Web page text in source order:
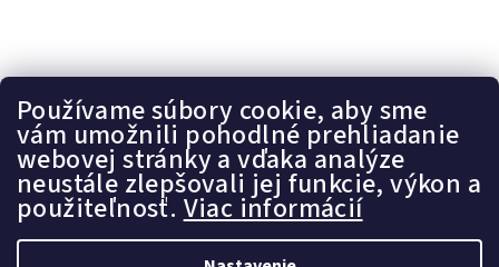
Používame súbory cookie, aby sme
vám umožnili pohodlné prehliadanie
webovej stránky a vďaka analýze
neustále zlepšovali jej funkcie, výkon a
použiteľnosť.Viac informácií
Planet Ayurveda Pitta Shamak2 - podpora trávenia, pita
problémy
KÓD: PA58